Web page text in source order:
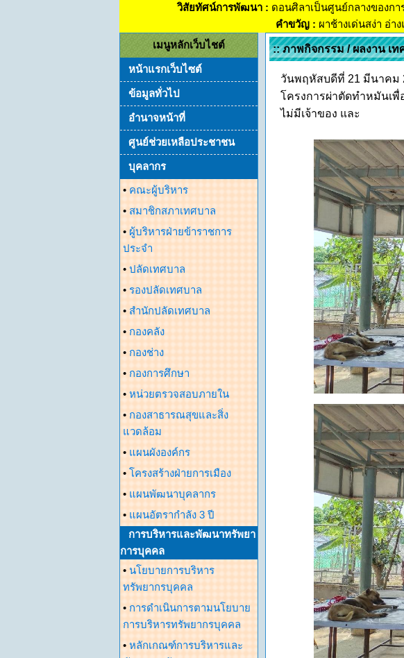
วิสัยทัศน์การพัฒนา : ดอนศิลาเป็นศูนย์กลางของก
คำขวัญ : ผาช้างเด่นสง่า อ่
เมนูหลักเว็บไชต์
หน้าแรกเว็บไซต์
ข้อมูลทั่วไป
อำนาจหน้าที่
ศูนย์ช่วยเหลือประชาชน
บุคลากร
• คณะผู้บริหาร
• สมาชิกสภาเทศบาล
• ผู้บริหารฝ่ายข้าราชการ
ประจำ
• ปลัดเทศบาล
• รองปลัดเทศบาล
• สำนักปลัดเทศบาล
• กองคลัง
• กองช่าง
• กองการศึกษา
• หน่วยตรวจสอบภายใน
• กองสาธารณสุขและสิ่ง
แวดล้อม
• แผนผังองค์กร
• โครงสร้างฝ่ายการเมือง
• แผนพัฒนาบุคลากร
• แผนอัตรากำลัง 3 ปี
การบริหารและพัฒนาทรัพยา
การบุคคล
• นโยบายการบริหาร
ทรัพยากรบุคคล
• การดำเนินการตามนโยบาย
การบริหารทรัพยากรบุคคล
• หลักเกณฑ์การบริหารและ
:: ภาพกิจกรรม / ผลงาน เ
วันพฤหัสบดีที่ 21 มีนาคม
โครงการผ่าตัดทำหมันเ
ไม่มีเจ้าของ และ